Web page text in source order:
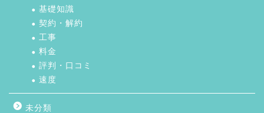
基礎知識
契約・解約
工事
料金
評判・口コミ
速度
未分類